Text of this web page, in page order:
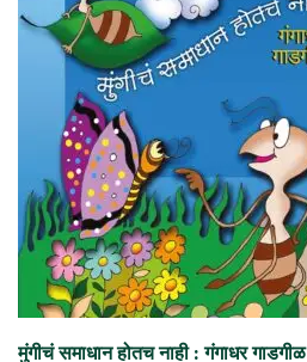
मुंगीचं समाधान होतच नाही : गंगाधर गाडगीळ